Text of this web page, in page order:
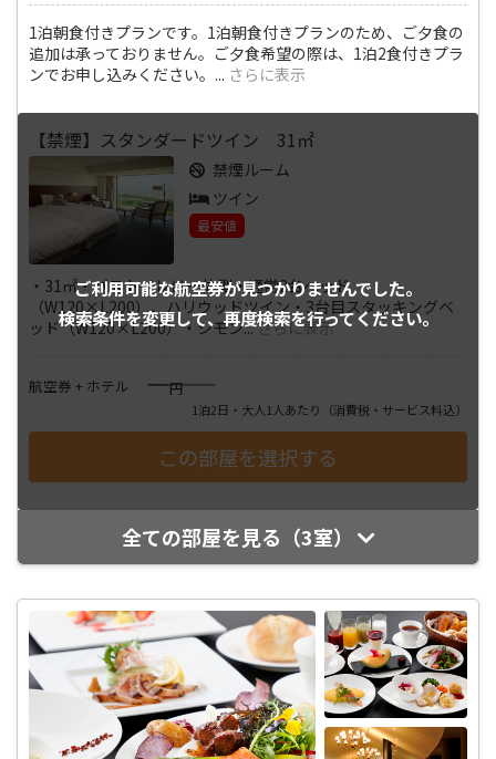
1泊朝食付きプランです。1泊朝食付きプランのため、ご夕食の
追加は承っておりません。ご夕食希望の際は、1泊2食付きプラ
ンでお申し込みください。 ... さらに表示
ご利用可能な航空券が見つかりませんでした。
検索条件を変更して、再度検索を行ってください。
【禁煙】スタンダードツイン 31㎡
禁煙ルーム
ツイン
最安値
・31㎡・バストイレは一体型・通常2台ベッド
（W120×L200）、ハリウッドツイン・3台目スタッキングベ
ッド（W120×L200）・シモン...さらに表示
航空券 + ホテル ――――円
1泊2日・大人1人あたり （消費税・サービス料込）
全ての部屋を見る（3室）